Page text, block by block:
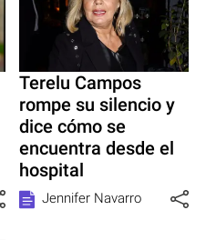
Terelu Campos
rompe su silencio y
dice cómo se
encuentra desde el
hospital
Jennifer Navarro